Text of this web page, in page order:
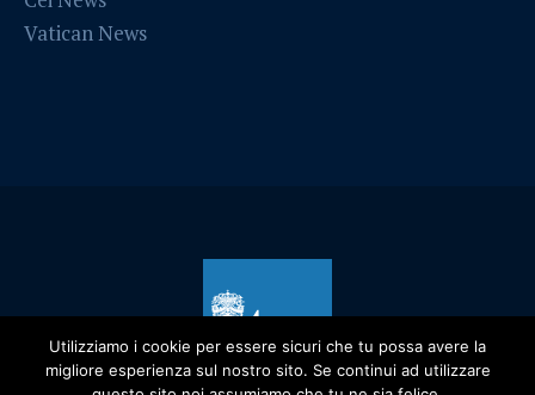
Vatican News
Utilizziamo i cookie per essere sicuri che tu possa avere la
migliore esperienza sul nostro sito. Se continui ad utilizzare